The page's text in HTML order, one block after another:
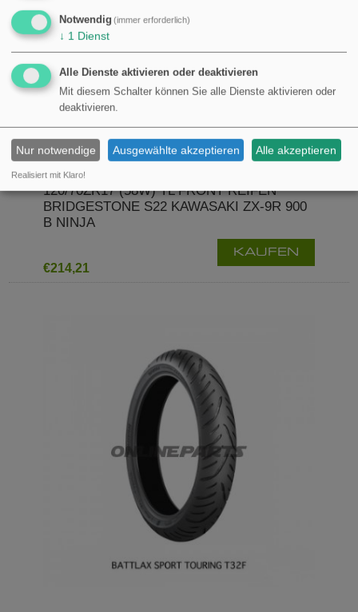
120/70ZR17 (58W) TL FRONT REIFEN
BRIDGESTONE S22 KAWASAKI ZX-9R 900
B NINJA
€214,21
KAUFEN
Notwendig (immer erforderlich)
↓ 1 Dienst
Alle Dienste aktivieren oder deaktivieren
Mit diesem Schalter können Sie alle Dienste aktivieren oder
deaktivieren.
Nur notwendige Ausgewählte akzeptieren Alle akzeptieren
Realisiert mit Klaro!